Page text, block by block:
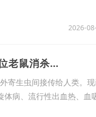
2026-
2、东莞常平镇灭鼠杀虫推荐电话，承接企事业单位老鼠消杀工程
生虫间接传给人类。现
病、流行性出血热、血